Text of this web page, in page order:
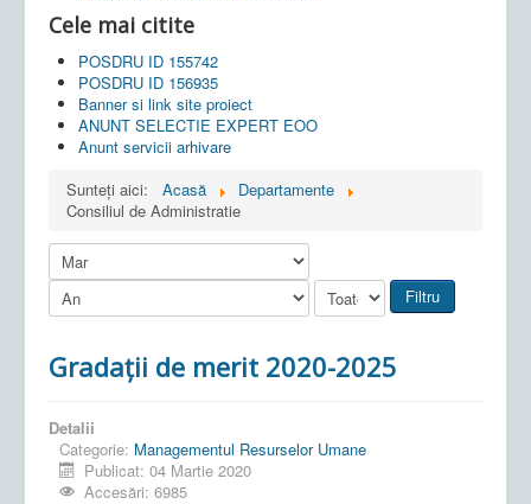
Cele mai citite
POSDRU ID 155742
POSDRU ID 156935
Banner si link site proiect
ANUNT SELECTIE EXPERT EOO
Anunt servicii arhivare
Sunteți aici:
Acasă
Departamente
Consiliul de Administratie
Filtru
Gradații de merit 2020-2025
Detalii
Categorie: Managementul Resurselor Umane
Publicat: 04 Martie 2020
Accesări: 6985